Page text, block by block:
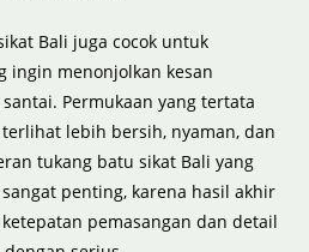
Bali juga cocok untuk
ingin menonjolkan kesan
Permukaan yang tertata
lebih bersih, nyaman, dan
tukang batu sikat Bali yang
penting, karena hasil akhir
pemasangan dan detail